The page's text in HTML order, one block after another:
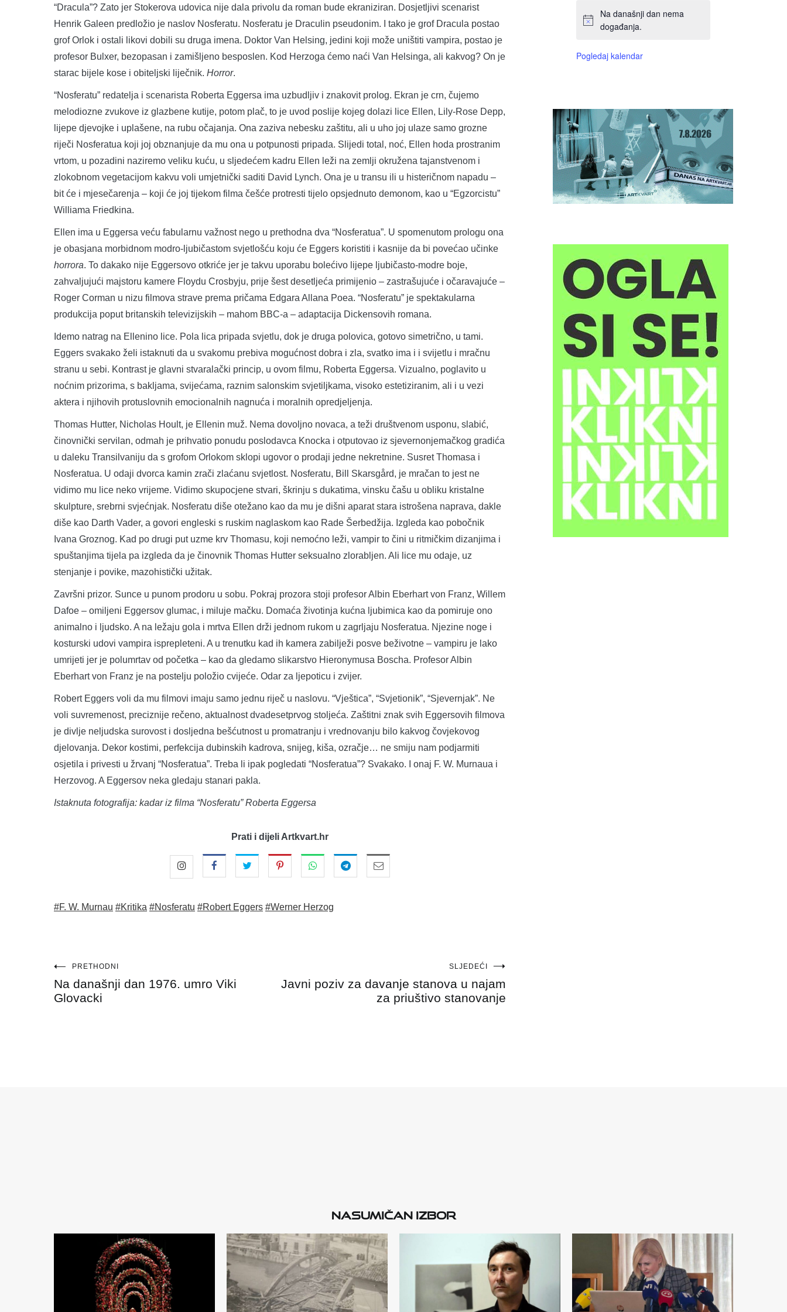
“Dracula”? Zato jer Stokerova udovica nije dala privolu da roman bude ekraniziran. Dosjetljivi scenarist
Henrik Galeen predložio je naslov Nosferatu. Nosferatu je Draculin pseudonim. I tako je grof Dracula postao
grof Orlok i ostali likovi dobili su druga imena. Doktor Van Helsing, jedini koji može uništiti vampira, postao je
profesor Bulxer, bezopasan i zamišljeno besposlen. Kod Herzoga ćemo naći Van Helsinga, ali kakvog? On je
starac bijele kose i obiteljski liječnik. Horror.
“Nosferatu” redatelja i scenarista Roberta Eggersa ima uzbudljiv i znakovit prolog. Ekran je crn, čujemo
melodiozne zvukove iz glazbene kutije, potom plač, to je uvod poslije kojeg dolazi lice Ellen, Lily-Rose Depp,
lijepe djevojke i uplašene, na rubu očajanja. Ona zaziva nebesku zaštitu, ali u uho joj ulaze samo grozne
riječi Nosferatua koji joj obznanjuje da mu ona u potpunosti pripada. Slijedi total, noć, Ellen hoda prostranim
vrtom, u pozadini naziremo veliku kuću, u sljedećem kadru Ellen leži na zemlji okružena tajanstvenom i
zlokobnom vegetacijom kakvu voli umjetnički saditi David Lynch. Ona je u transu ili u histeričnom napadu –
bit će i mjesečarenja – koji će joj tijekom filma češće protresti tijelo opsjednuto demonom, kao u “Egzorcistu”
Williama Friedkina.
Ellen ima u Eggersa veću fabularnu važnost nego u prethodna dva “Nosferatua”. U spomenutom prologu ona
je obasjana morbidnom modro-ljubičastom svjetlošću koju će Eggers koristiti i kasnije da bi povećao učinke
horrora. To dakako nije Eggersovo otkriće jer je takvu uporabu bolećivo lijepe ljubičasto-modre boje,
zahvaljujući majstoru kamere Floydu Crosbyju, prije šest desetljeća primijenio – zastrašujuće i očaravajuće –
Roger Corman u nizu filmova strave prema pričama Edgara Allana Poea. “Nosferatu” je spektakularna
produkcija poput britanskih televizijskih – mahom BBC-a – adaptacija Dickensovih romana.
Idemo natrag na Ellenino lice. Pola lica pripada svjetlu, dok je druga polovica, gotovo simetrično, u tami.
Eggers svakako želi istaknuti da u svakomu prebiva mogućnost dobra i zla, svatko ima i i svijetlu i mračnu
stranu u sebi. Kontrast je glavni stvaralački princip, u ovom filmu, Roberta Eggersa. Vizualno, poglavito u
noćnim prizorima, s bakljama, svijećama, raznim salonskim svjetiljkama, visoko estetiziranim, ali i u vezi
aktera i njihovih protuslovnih emocionalnih nagnuća i moralnih opredjeljenja.
Thomas Hutter, Nicholas Hoult, je Ellenin muž. Nema dovoljno novaca, a teži društvenom usponu, slabić,
činovnički servilan, odmah je prihvatio ponudu poslodavca Knocka i otputovao iz sjevernonjemačkog gradića
u daleku Transilvaniju da s grofom Orlokom sklopi ugovor o prodaji jedne nekretnine. Susret Thomasa i
Nosferatua. U odaji dvorca kamin zrači zlaćanu svjetlost. Nosferatu, Bill Skarsgård, je mračan to jest ne
vidimo mu lice neko vrijeme. Vidimo skupocjene stvari, škrinju s dukatima, vinsku čašu u obliku kristalne
skulpture, srebrni svjećnjak. Nosferatu diše otežano kao da mu je dišni aparat stara istrošena naprava, dakle
diše kao Darth Vader, a govori engleski s ruskim naglaskom kao Rade Šerbedžija. Izgleda kao pobočnik
Ivana Groznog. Kad po drugi put uzme krv Thomasu, koji nemoćno leži, vampir to čini u ritmičkim dizanjima i
spuštanjima tijela pa izgleda da je činovnik Thomas Hutter seksualno zlorabljen. Ali lice mu odaje, uz
stenjanje i povike, mazohistički užitak.
Završni prizor. Sunce u punom prodoru u sobu. Pokraj prozora stoji profesor Albin Eberhart von Franz, Willem
Dafoe – omiljeni Eggersov glumac, i miluje mačku. Domaća životinja kućna ljubimica kao da pomiruje ono
animalno i ljudsko. A na ležaju gola i mrtva Ellen drži jednom rukom u zagrljaju Nosferatua. Njezine noge i
kosturski udovi vampira isprepleteni. A u trenutku kad ih kamera zabilježi posve beživotne – vampiru je lako
umrijeti jer je polumrtav od početka – kao da gledamo slikarstvo Hieronymusa Boscha. Profesor Albin
Eberhart von Franz je na postelju položio cvijeće. Odar za ljepoticu i zvijer.
Robert Eggers voli da mu filmovi imaju samo jednu riječ u naslovu. “Vještica”, “Svjetionik”, “Sjevernjak”. Ne
voli suvremenost, preciznije rečeno, aktualnost dvadesetprvog stoljeća. Zaštitni znak svih Eggersovih filmova
je divlje neljudska surovost i dosljedna bešćutnost u promatranju i vrednovanju bilo kakvog čovjekovog
djelovanja. Dekor kostimi, perfekcija dubinskih kadrova, snijeg, kiša, ozračje… ne smiju nam podjarmiti
osjetila i privesti u žrvanj “Nosferatua”. Treba li ipak pogledati “Nosferatua”? Svakako. I onaj F. W. Murnaua i
Herzovog. A Eggersov neka gledaju stanari pakla.
Istaknuta fotografija: kadar iz filma “Nosferatu” Roberta Eggersa
Prati i dijeli Artkvart.hr
#F. W. Murnau #Kritika #Nosferatu #Robert Eggers #Werner Herzog
Navigacija
objava
PRETHODNI
Na današnji dan 1976. umro Viki
Glovacki
SLJEDEĆI
Javni poziv za davanje stanova u najam
za priuštivo stanovanje
Na današnji dan nema
događanja.
Pogledaj kalendar
Nasumičan izbor